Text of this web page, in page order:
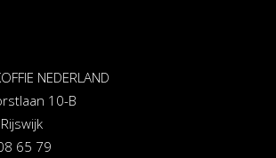
NEDERLAND
10-B
65 79